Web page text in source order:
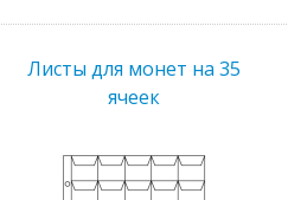
Листы для монет на 35
ячеек